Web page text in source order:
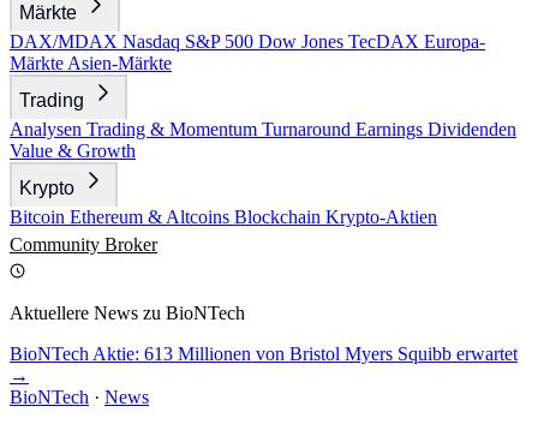
Märkte
DAX/MDAX Nasdaq S&P 500 Dow Jones TecDAX Europa-
Märkte Asien-Märkte
Trading
Analysen Trading & Momentum Turnaround Earnings Dividenden
Value & Growth
Krypto
Bitcoin Ethereum & Altcoins Blockchain Krypto-Aktien
Community Broker
Aktuellere News zu BioNTech
BioNTech Aktie: 613 Millionen von Bristol Myers Squibb erwartet
→
BioNTech · News